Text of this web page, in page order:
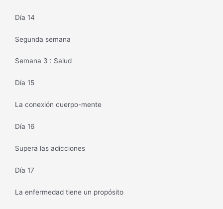
Día 14
Segunda semana
Semana 3 : Salud
Día 15
La conexión cuerpo-mente
Día 16
Supera las adicciones
Día 17
La enfermedad tiene un propósito